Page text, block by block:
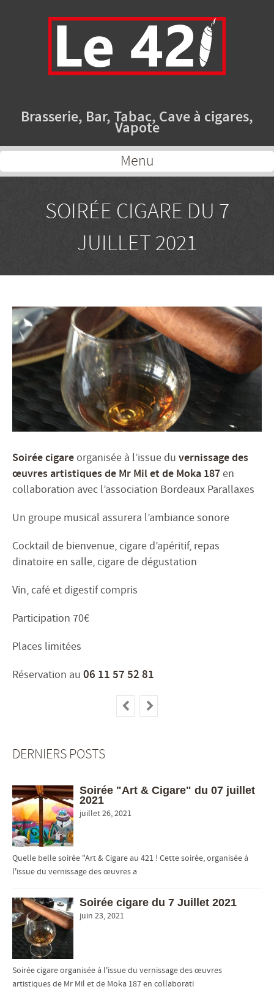
Brasserie, Bar, Tabac, Cave à cigares,
Vapote
Menu
SOIRÉE CIGARE DU 7
JUILLET 2021
Soirée cigareorganisée à l’issue du vernissage des
œuvres artistiques de Mr Mil et de Moka 187en
collaboration avec l’association Bordeaux Parallaxes
Un groupe musical assurera l’ambiance sonore
Cocktail de bienvenue, cigare d’apéritif, repas
dinatoire en salle, cigare de dégustation
Vin, café et digestif compris
Participation 70€
Places limitées
Réservation au 06 11 57 52 81
DERNIERS POSTS
Soirée "Art & Cigare" du 07 juillet
2021
juillet 26, 2021
Quelle belle soirée "Art & Cigare au 421 ! Cette soirée, organisée à
l'issue du vernissage des œuvres a
Soirée cigare du 7 Juillet 2021
juin 23, 2021
Soirée cigare organisée à l'issue du vernissage des œuvres
artistiques de Mr Mil et de Moka 187 en collaborati